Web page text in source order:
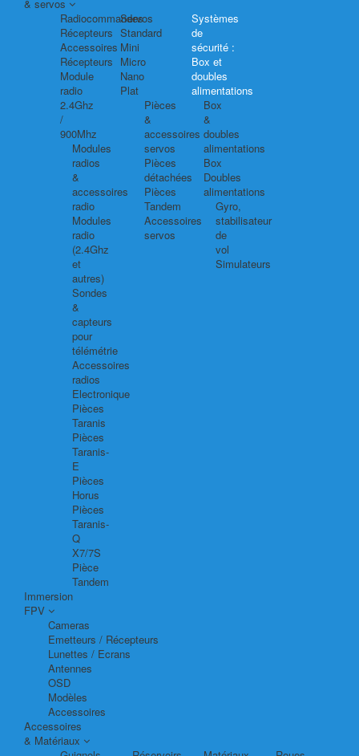
& servos
Radiocommandes
Récepteurs
Accessoires
Récepteurs
Module
radio
2.4Ghz
/
900Mhz
Modules
radios
&
accessoires
radio
Modules
radio
(2.4Ghz
et
autres)
Sondes
&
capteurs
pour
télémétrie
Accessoires
radios
Electronique
Pièces
Taranis
Pièces
Taranis-
E
Pièces
Horus
Pièces
Taranis-
Q
X7/7S
Pièce
Tandem
Servos
Standard
Mini
Micro
Nano
Plat
Pièces
&
accessoires
servos
Pièces
détachées
Pièces
Tandem
Accessoires
servos
Systèmes
de
sécurité :
Box et
doubles
alimentations
Box
&
doubles
alimentations
Box
Doubles
alimentations
Gyro,
stabilisateur
de
vol
Simulateurs
Immersion
FPV
Cameras
Emetteurs / Récepteurs
Lunettes / Ecrans
Antennes
OSD
Modèles
Accessoires
Accessoires
& Matériaux